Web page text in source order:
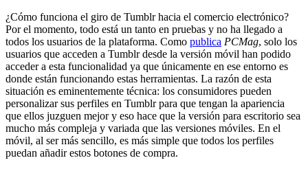
¿Cómo funciona el giro de Tumblr hacia el comercio electrónico?
Por el momento, todo está un tanto en pruebas y no ha llegado a
todos los usuarios de la plataforma. Como publica PCMag, solo los
usuarios que acceden a Tumblr desde la versión móvil han podido
acceder a esta funcionalidad ya que únicamente en ese entorno es
donde están funcionando estas herramientas. La razón de esta
situación es eminentemente técnica: los consumidores pueden
personalizar sus perfiles en Tumblr para que tengan la apariencia
que ellos juzguen mejor y eso hace que la versión para escritorio sea
mucho más compleja y variada que las versiones móviles. En el
móvil, al ser más sencillo, es más simple que todos los perfiles
puedan añadir estos botones de compra.